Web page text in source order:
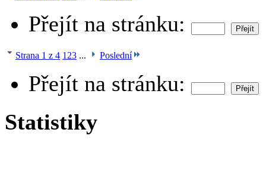
Přejít na stránku:
Strana 1 z 4 1 23 ... Poslední
Přejít na stránku:
Statistiky